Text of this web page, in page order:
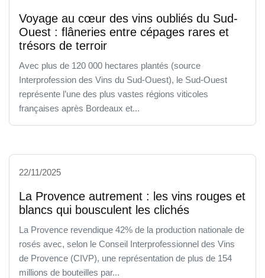
Voyage au cœur des vins oubliés du Sud-
Ouest : flâneries entre cépages rares et
trésors de terroir
Avec plus de 120 000 hectares plantés (source
Interprofession des Vins du Sud-Ouest), le Sud-Ouest
représente l’une des plus vastes régions viticoles
françaises après Bordeaux et...
22/11/2025
La Provence autrement : les vins rouges et
blancs qui bousculent les clichés
La Provence revendique 42% de la production nationale de
rosés avec, selon le Conseil Interprofessionnel des Vins
de Provence (CIVP), une représentation de plus de 154
millions de bouteilles par...